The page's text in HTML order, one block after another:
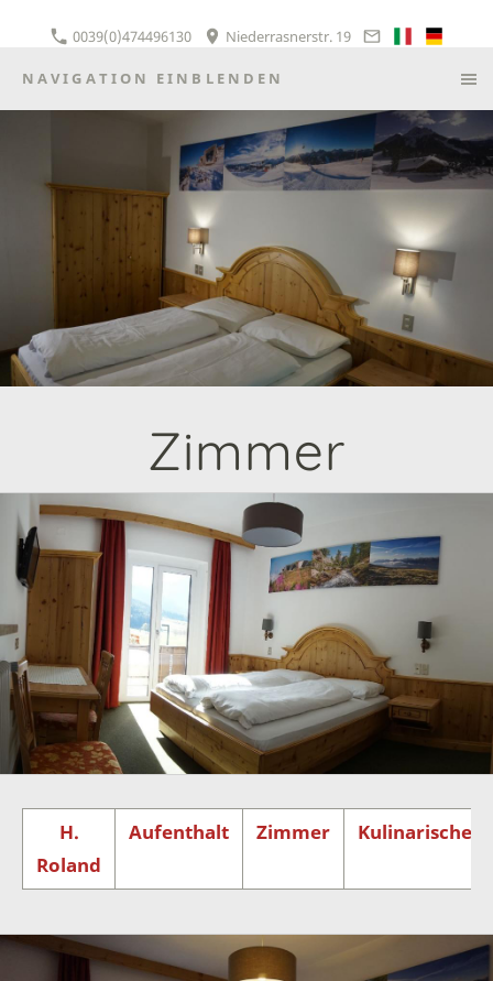
0039(0)474496130 Niederrasnerstr. 19
NAVIGATION EINBLENDEN
Zimmer
H.
Roland
Aufenthalt Zimmer Kulinarisches